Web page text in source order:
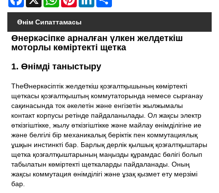
Өнім Сипаттамасы
Өнеркәсіпке арналған үлкен желдеткіш
моторлы көміртекті щетка
1. Өнімді таныстыру
TheӨнеркәсіптік желдеткіш қозғалтқышының көміртекті
щеткасы қозғалтқыштың коммутаторында немесе сырғанау
сақинасында ток әкелетін және енгізетін жылжымалы
контакт корпусы ретінде пайдаланылады. Ол жақсы электр
өткізгіштікке, жылу өткізгіштікке және майлау өнімділігіне ие
және белгілі бір механикалық беріктік пен коммутациялық
ұшқын инстинкті бар. Барлық дерлік қылшық қозғалтқыштары
щетка қозғалтқыштарының маңызды құрамдас бөлігі болып
табылатын көміртекті щеткаларды пайдаланады. Оның
жақсы коммутация өнімділігі және ұзақ қызмет ету мерзімі
бар.